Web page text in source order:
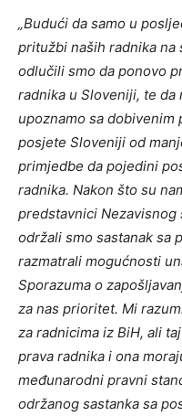
„Budući da samo u
pritužbi naših radnika na
odlučili smo da ponovo
radnika u Sloveniji, te
upoznamo sa dobivenim
posjete Sloveniji od
primjedbe da pojedini
radnika. Nakon što su
predstavnici Nezavisnog
održali smo sastanak sa
razmatrali mogućnosti
Sporazuma o
za nas prioritet. Mi
za radnicima iz BiH, ali
prava radnika i ona
međunarodni pravni
održanog sastanka sa